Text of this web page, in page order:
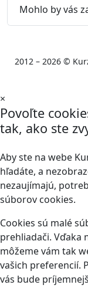
Mohlo by vás
2012 – 2026 ©
×
Povoľte
tak, ako ste
Aby ste na webe
hľadáte, a
nezaujímajú,
súborov cookies.
Cookies sú malé
prehliadači. Vďaka
môžeme vám tak
vašich preferencií.
vás bude